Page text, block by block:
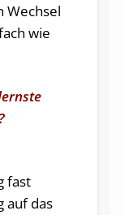
Wechsel
wie
fast
auf das